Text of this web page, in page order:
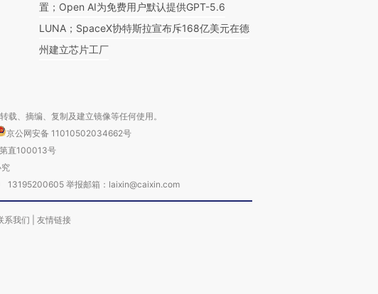
置；Open AI为免费用户默认提供GPT-5.6
LUNA；SpaceX协特斯拉宣布斥168亿美元在德
州建立芯片工厂
、摘编、复制及建立镜像等任何使用。
京公网安备 11010502034662号
直100013号
13195200605 举报邮箱：laixin@caixin.com
系我们 友情链接